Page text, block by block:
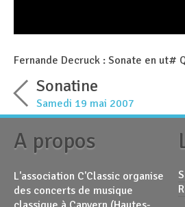
Fernande Decruck : Sonate en ut#
Sonatine
Samedi 19 mai 2007
A propos
L'association C'Classic organise
des concerts de musique